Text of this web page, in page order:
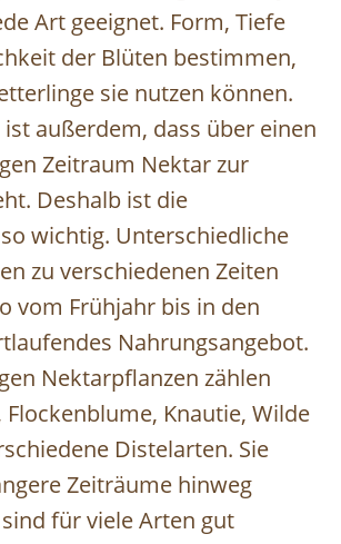
Art geeignet. Form, Tiefe
der Blüten bestimmen,
sie nutzen können.
außerdem, dass über einen
Zeitraum Nektar zur
Deshalb ist die
wichtig. Unterschiedliche
zu verschiedenen Zeiten
vom Frühjahr bis in den
Nahrungsangebot.
Nektarpflanzen zählen
Flockenblume, Knautie, Wilde
Distelarten. Sie
Zeiträume hinweg
für viele Arten gut